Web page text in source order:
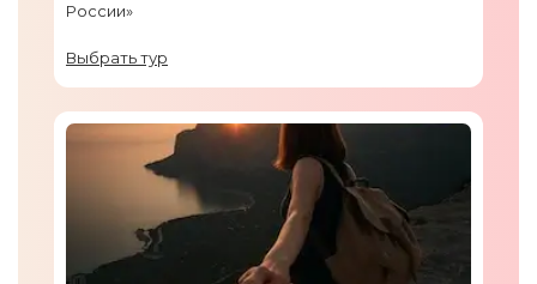
России»
Выбрать тур